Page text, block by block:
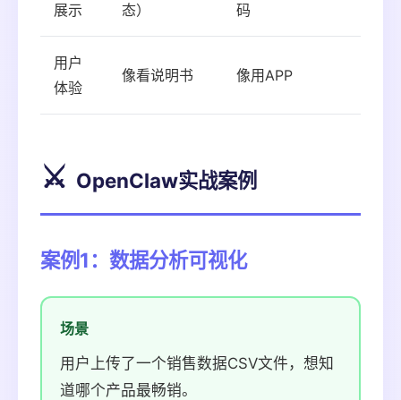
展示
态）
码
用户
体验
像看说明书 像用APP
⚔️ OpenClaw实战案例
案例1：数据分析可视化
场景
用户上传了一个销售数据CSV文件，想知
道哪个产品最畅销。